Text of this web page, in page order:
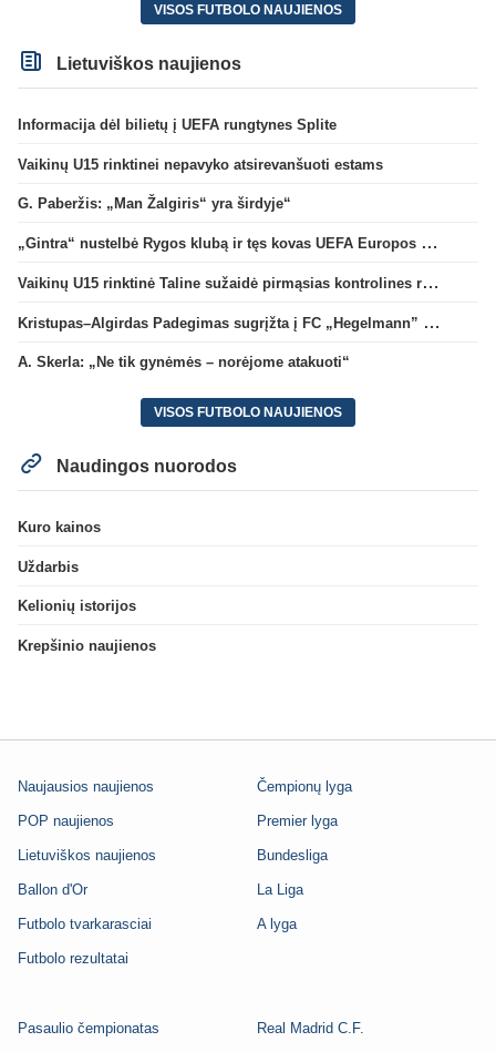
VISOS FUTBOLO NAUJIENOS
Lietuviškos naujienos
Informacija dėl bilietų į UEFA rungtynes Splite
Vaikinų U15 rinktinei nepavyko atsirevanšuoti estams
G. Paberžis: „Man Žalgiris“ yra širdyje“
„Gintra“ nustelbė Rygos klubą ir tęs kovas UEFA Europos taurės atrankoje
Vaikinų U15 rinktinė Taline sužaidė pirmąsias kontrolines rungtynes
Kristupas–Algirdas Padegimas sugrįžta į FC „Hegelmann” B sudėtį
A. Skerla: „Ne tik gynėmės – norėjome atakuoti“
VISOS FUTBOLO NAUJIENOS
Naudingos nuorodos
Kuro kainos
Uždarbis
Kelionių istorijos
Krepšinio naujienos
Naujausios naujienos
POP naujienos
Lietuviškos naujienos
Ballon d'Or
Futbolo tvarkarasciai
Futbolo rezultatai
Čempionų lyga
Premier lyga
Bundesliga
La Liga
A lyga
Pasaulio čempionatas Real Madrid C.F.